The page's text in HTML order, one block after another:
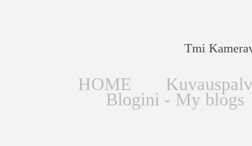
Tmi
HOME
Blogini - My blogs